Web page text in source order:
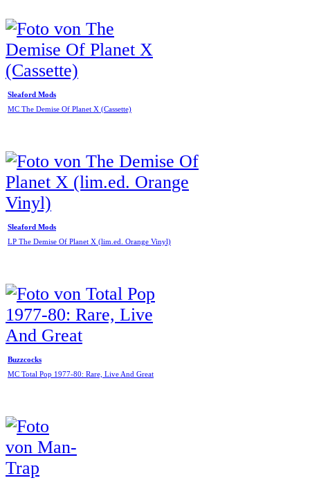
Sleaford Mods
MC The Demise Of Planet X (Cassette)
Sleaford Mods
LP The Demise Of Planet X (lim.ed. Orange Vinyl)
Buzzcocks
MC Total Pop 1977-80: Rare, Live And Great